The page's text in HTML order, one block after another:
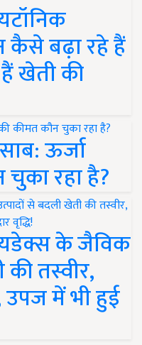
कैसे बढ़ा रहे हैं
खेती की
ऊर्जा
चुका रहा है?
के जैविक
तस्वीर,
में भी हुई